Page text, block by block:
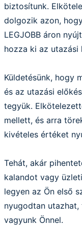
biztosítunk.
dolgozik azon,
LEGJOBB áron
hozza ki az utazási
Küldetésünk, hogy
és az utazási
tegyük.
mellett, és arra
kivételes értéket
Tehát, akár
kalandot vagy
legyen az Ön első
nyugodtan
vagyunk Önnel.